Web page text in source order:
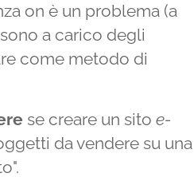
on è un problema (a
a carico degli
come metodo di
se creare un sito e-
da vendere su una